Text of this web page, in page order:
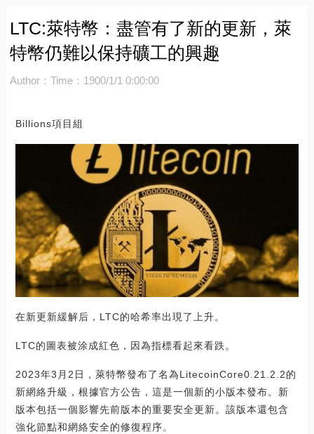
LTC:萊特幣：盡管有了新的更新，萊
特幣仍難以保持礦工的興趣
Author： Time：1900/1/1 0:00:00
Billions項目組
在新更新緩解后，LTC的哈希率出現了上升。
LTC的圖表被涂成紅色，因為指標看起來看跌。
2023年3月2日，萊特幣發布了名為LitecoinCore0.21.2.2的
新網絡升級，根據官方公告，這是一個新的小版本發布。新
版本包括一個影響先前版本的重要安全更新。該版本還包含
強化節點和網絡安全的修復程序。